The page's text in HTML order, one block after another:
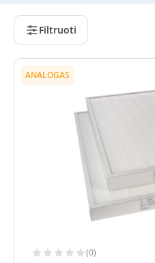
Filtruoti
ANALOGAS
(0)